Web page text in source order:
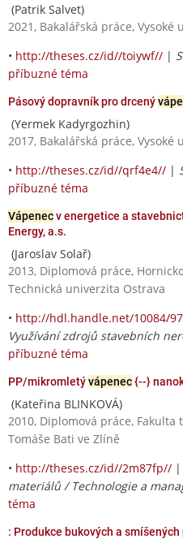
(Patrik Salvet)
2021, Bakalářská práce,
• http://theses.cz/id//toiywf// |
příbuzné téma
Pásový dopravník pro drcený
(Yermek Kadyrgozhin)
2017, Bakalářská práce,
• http://theses.cz/id//qrf4e4// |
příbuzné téma
Vápenecv energetice a
Energy, a.s.
(Jaroslav Solař)
2013, Diplomová práce,
Technická univerzita Ostrava
• http://hdl.handle.net/10084/
Využívání zdrojů stavebních
příbuzné téma
PP/mikromletývápenec{--}
(Kateřina BLINKOVÁ)
2010, Diplomová práce,
Tomáše Bati ve Zlíně
• http://theses.cz/id//2m87fp// |
materiálů / Technologie a
téma
: Produkce bukových a